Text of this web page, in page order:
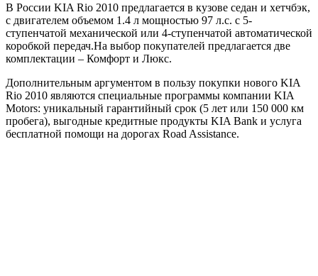
В России KIA Rio 2010 предлагается в кузове седан и хетчбэк,
с двигателем объемом 1.4 л мощностью 97 л.с. с 5-
ступенчатой механической или 4-ступенчатой автоматической
коробкой передач.На выбор покупателей предлагается две
комплектации – Комфорт и Люкс.
Дополнительным аргументом в пользу покупки нового KIA
Rio 2010 являются специальные программы компании KIA
Motors: уникальный гарантийный срок (5 лет или 150 000 км
пробега), выгодные кредитные продукты KIA Bank и услуга
бесплатной помощи на дорогах Road Assistance.